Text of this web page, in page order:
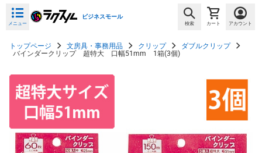
メニュー
ビジネスモール
検索 カート アカウント
トップページ 文房具・事務用品 クリップ
ダブルクリップ
バインダークリップ 超特大 口幅51mm 1箱(3個)